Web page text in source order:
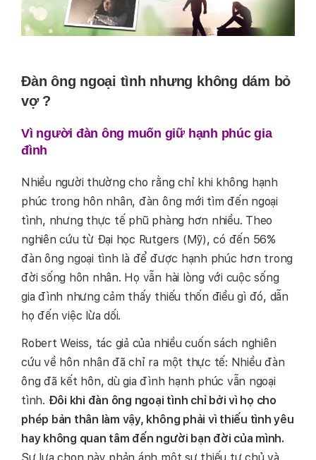
Đàn ông ngoại tình nhưng không dám bỏ
vợ ?
Vì người đàn ông muốn giữ hạnh phúc gia
đình
Nhiều người thường cho rằng chỉ khi không hạnh
phúc trong hôn nhân, đàn ông mới tìm đến ngoại
tình, nhưng thực tế phũ phàng hơn nhiều. Theo
nghiên cứu từ Đại học Rutgers (Mỹ), có đến 56%
đàn ông ngoại tình là để được hạnh phúc hơn trong
đời sống hôn nhân. Họ vẫn hài lòng với cuộc sống
gia đình nhưng cảm thấy thiếu thốn điều gì đó, dẫn
họ đến việc lừa dối.
Robert Weiss, tác giả của nhiều cuốn sách nghiên
cứu về hôn nhân đã chỉ ra một thực tế: Nhiều đàn
ông đã kết hôn, dù gia đình hạnh phúc vẫn ngoại
tình. Đôi khi đàn ông ngoại tình chỉ bởi vì họ cho
phép bản thân làm vậy, không phải vì thiếu tình yêu
hay không quan tâm đến người bạn đời của mình.